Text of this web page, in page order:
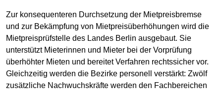
Zur konsequenteren Durchsetzung der Mietpreisbremse
und zur Bekämpfung von Mietpreisüberhöhungen wird die
Mietpreisprüfstelle des Landes Berlin ausgebaut. Sie
unterstützt Mieterinnen und Mieter bei der Vorprüfung
überhöhter Mieten und bereitet Verfahren rechtssicher vor.
Gleichzeitig werden die Bezirke personell verstärkt: Zwölf
zusätzliche Nachwuchskräfte werden den Fachbereichen